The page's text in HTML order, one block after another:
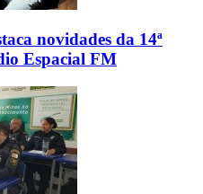
novidades da 14ª
Espacial FM